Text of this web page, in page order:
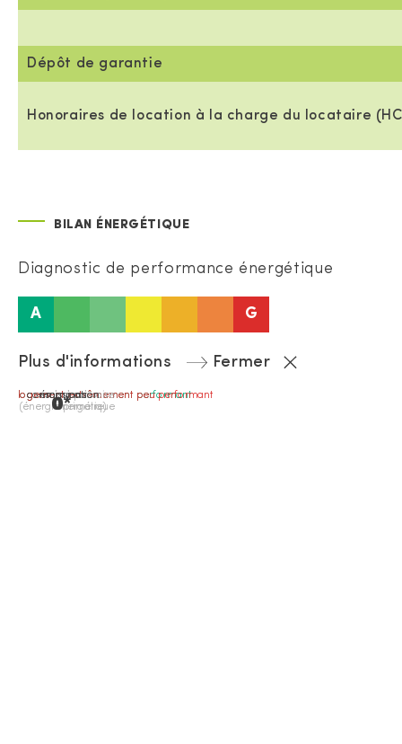
Dépôt de garantie
Honoraires de location à la charge du locataire
BILAN ÉNERGÉTIQUE
Diagnostic de performance énergétique
A G
Plus d'informations Fermer
logement extrêmement performant
logement extrêmement peu performant
passoire
énergétique
consommation
(énergie primaire)
émissions
0
0*